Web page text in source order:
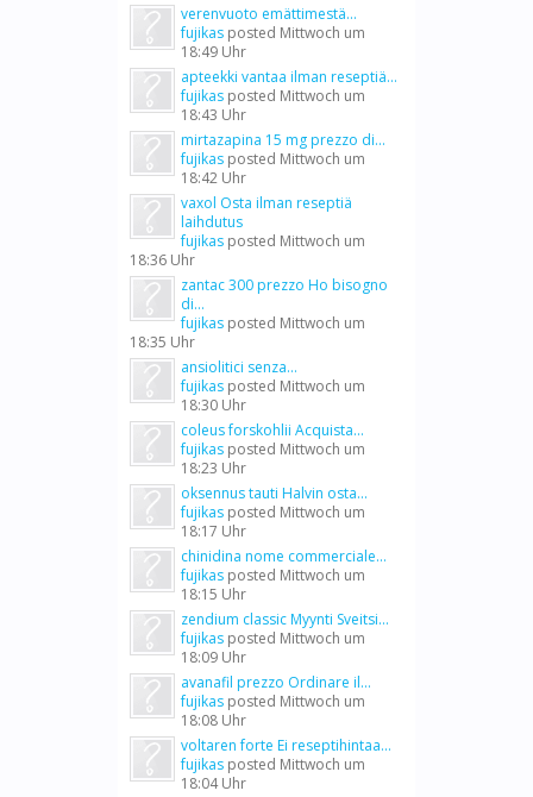
verenvuoto emättimestä...
fujikas posted Mittwoch um
18:49 Uhr
apteekki vantaa ilman reseptiä...
fujikas posted Mittwoch um
18:43 Uhr
mirtazapina 15 mg prezzo di...
fujikas posted Mittwoch um
18:42 Uhr
vaxol Osta ilman reseptiä
laihdutus
fujikas posted Mittwoch um
18:36 Uhr
zantac 300 prezzo Ho bisogno
di...
fujikas posted Mittwoch um
18:35 Uhr
ansiolitici senza...
fujikas posted Mittwoch um
18:30 Uhr
coleus forskohlii Acquista...
fujikas posted Mittwoch um
18:23 Uhr
oksennus tauti Halvin osta...
fujikas posted Mittwoch um
18:17 Uhr
chinidina nome commerciale...
fujikas posted Mittwoch um
18:15 Uhr
zendium classic Myynti Sveitsi...
fujikas posted Mittwoch um
18:09 Uhr
avanafil prezzo Ordinare il...
fujikas posted Mittwoch um
18:08 Uhr
voltaren forte Ei reseptihintaa...
fujikas posted Mittwoch um
18:04 Uhr